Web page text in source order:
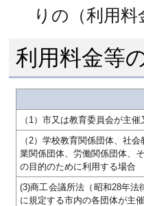
りの（利用
利用料金等
（1）市又は教育委員会が主
（2）学校教育関係団体、社
業関係団体、労働関係団体、
の目的のために利用する場合
(3)商工会議所法（昭和28年法
に規定する市内の各団体が主